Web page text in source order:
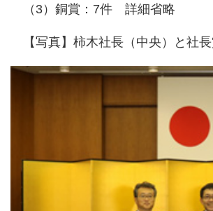
（3）銅賞：7件 詳細省略
【写真】柿木社長（中央）と社